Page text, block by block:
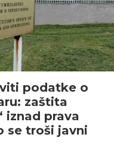
podatke o
zaštita
iznad prava
se troši javni